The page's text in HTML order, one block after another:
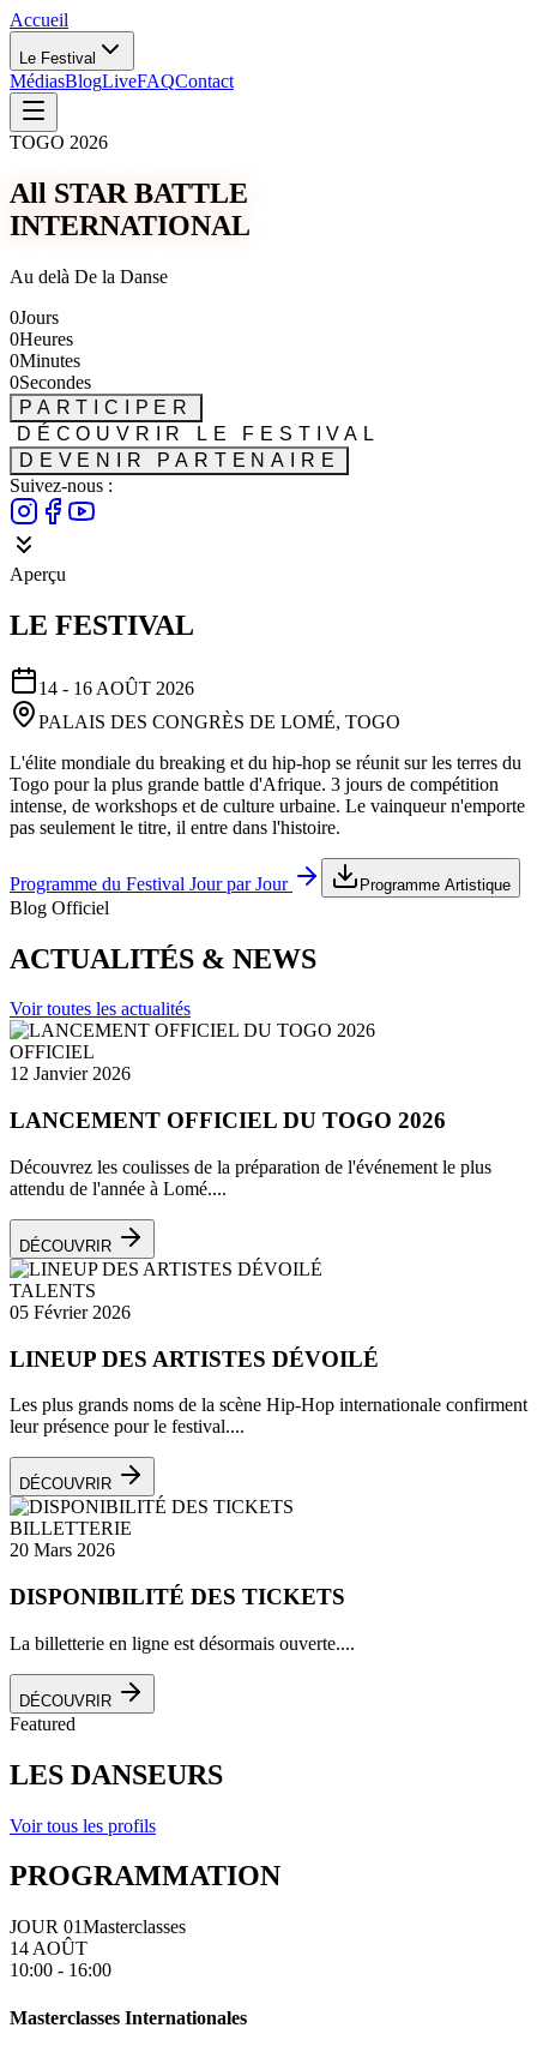
Accueil
Le Festival
MédiasBlogLiveFAQContact
TOGO 2026
All STAR BATTLE
INTERNATIONAL
Au delà De la Danse
0Jours
0Heures
0Minutes
0Secondes
PARTICIPER
DÉCOUVRIR LE FESTIVAL
DEVENIR PARTENAIRE
Suivez-nous :
Aperçu
LE FESTIVAL
14 - 16 AOÛT 2026
PALAIS DES CONGRÈS DE LOMÉ, TOGO
L'élite mondiale du breaking et du hip-hop se réunit sur les terres du
Togo pour la plus grande battle d'Afrique. 3 jours de compétition
intense, de workshops et de culture urbaine. Le vainqueur n'emporte
pas seulement le titre, il entre dans l'histoire.
Programme du Festival Jour par Jour Programme Artistique
Blog Officiel
ACTUALITÉS & NEWS
Voir toutes les actualités
OFFICIEL
12 Janvier 2026
LANCEMENT OFFICIEL DU TOGO 2026
Découvrez les coulisses de la préparation de l'événement le plus
attendu de l'année à Lomé....
DÉCOUVRIR
TALENTS
05 Février 2026
LINEUP DES ARTISTES DÉVOILÉ
Les plus grands noms de la scène Hip-Hop internationale confirment
leur présence pour le festival....
DÉCOUVRIR
BILLETTERIE
20 Mars 2026
DISPONIBILITÉ DES TICKETS
La billetterie en ligne est désormais ouverte....
DÉCOUVRIR
Featured
LES DANSEURS
Voir tous les profils
PROGRAMMATION
JOUR 01Masterclasses
14 AOÛT
10:00 - 16:00
Masterclasses Internationales